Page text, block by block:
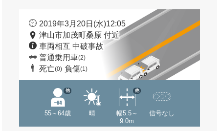
2019年3月20日(水)12:05
津山市加茂町桑原 付近
車両相互 中破事故
普通乗用車(2)
死亡(0) 負傷(1)
55～64歳
他
晴
幅5.5～
9.0m
他
信号なし